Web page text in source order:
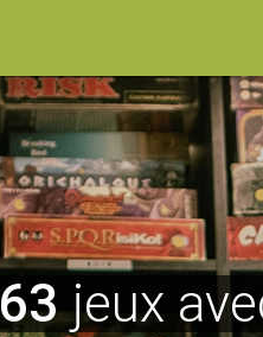
63jeux